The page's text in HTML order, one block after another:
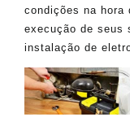
condições na hora
execução de seus
instalação de